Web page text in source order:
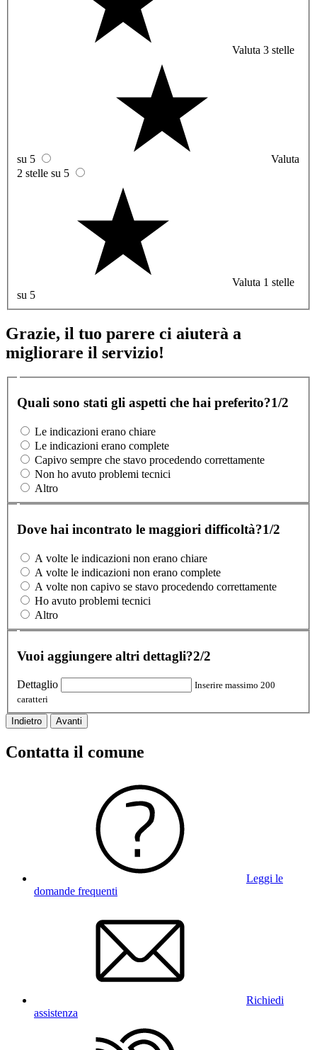
Valuta 3 stelle
su 5
Valuta
2 stelle su 5
Valuta 1 stelle
su 5
Grazie, il tuo parere ci aiuterà a
migliorare il servizio!
Quali sono stati gli aspetti che hai preferito?1/2
Le indicazioni erano chiare
Le indicazioni erano complete
Capivo sempre che stavo procedendo correttamente
Non ho avuto problemi tecnici
Altro
Dove hai incontrato le maggiori difficoltà?1/2
A volte le indicazioni non erano chiare
A volte le indicazioni non erano complete
A volte non capivo se stavo procedendo correttamente
Ho avuto problemi tecnici
Altro
Vuoi aggiungere altri dettagli?2/2
Dettaglio
Inserire massimo 200
caratteri
Indietro Avanti
Contatta il comune
Leggi le
domande frequenti
Richiedi
assistenza